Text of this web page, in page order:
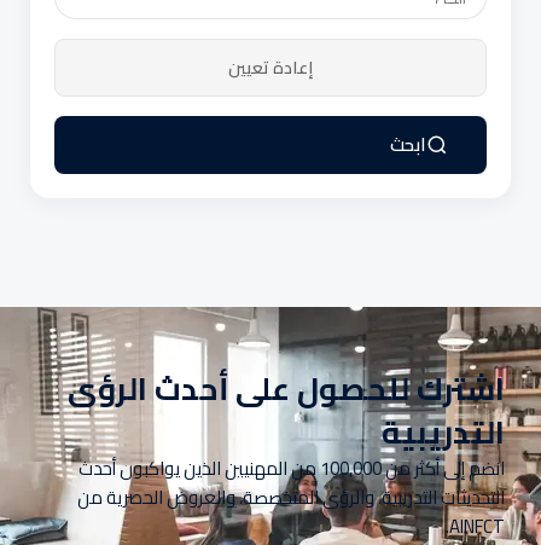
إعادة تعيين
ابحث
اشترك للحصول على أحدث الرؤى
التدريبية
انضم إلى أكثر من 100,000 من المهنيين الذين يواكبون أحدث
التحديثات التدريبية، والرؤى المتخصصة، والعروض الحصرية من
AINFCT.